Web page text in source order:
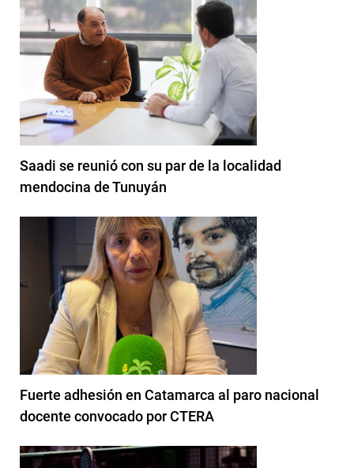
Saadi se reunió con su par de la localidad
mendocina de Tunuyán
Fuerte adhesión en Catamarca al paro nacional
docente convocado por CTERA